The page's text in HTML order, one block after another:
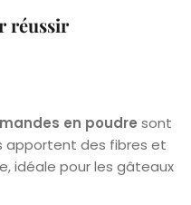
réussir
en poudre sont
apportent des fibres et
idéale pour les gâteaux